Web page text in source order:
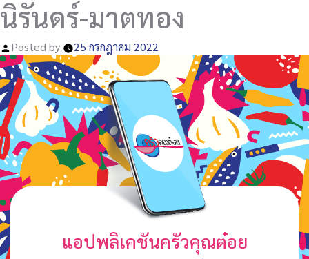
นิรันดร์-มาตทอง
Posted by 25 กรกฎาคม 2022
แอปพลิเคชันครัวคุณต๋อย